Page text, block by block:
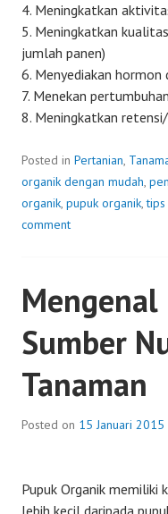
4. Meningkatkan
5. Meningkatkan
jumlah panen)
6. Menyediakan
7. Menekan
8. Meningkatkan
Posted in Pertanian,
organik dengan mudah,
organik, pupuk organik,
comment
Mengenal
Sumber
Tanaman
Posted on 15 Januari 2015
Pupuk Organik memiliki
lebih kecil daripada